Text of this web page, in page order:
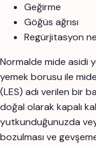
Geğirme
Göğüs ağrısı
Regürjitasyon
Normalde mide asidi
yemek borusu ile
(LES) adı verilen bir
doğal olarak kapalı
yutkunduğunuzda
bozulması ve